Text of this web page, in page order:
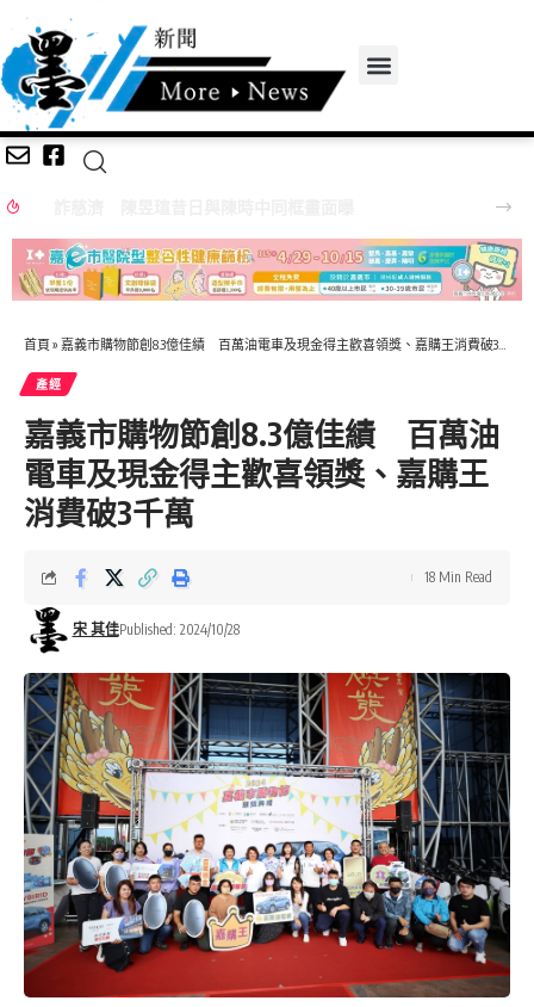
首頁 » 嘉義市購物節創8.3億佳績 百萬油電車及現金得主歡喜領獎、嘉購王消費破3千萬
產經
嘉義市購物節創8.3億佳績 百萬油
電車及現金得主歡喜領獎、嘉購王
消費破3千萬
宋 其佳Published: 2024/10/28
18 Min Read